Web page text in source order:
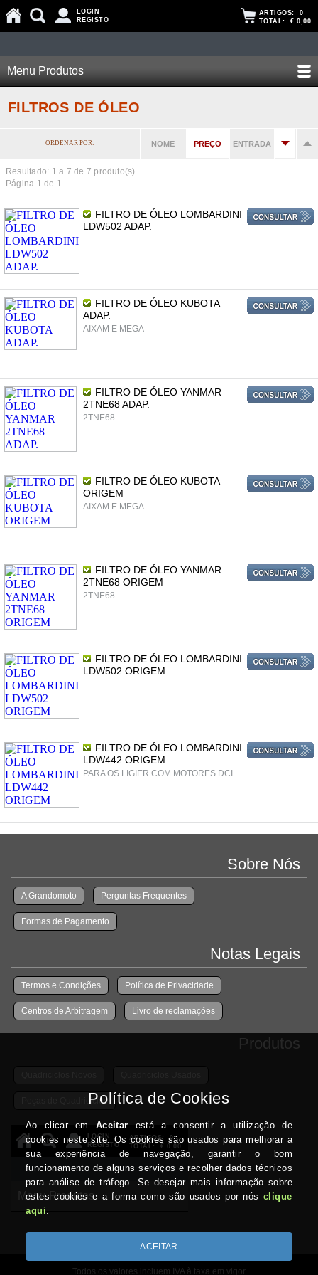
LOGIN
REGISTO
ARTIGOS: 0
TOTAL: € 0,00
Menu Produtos
FILTROS DE ÓLEO
ORDENAR POR: NOME PREÇO ENTRADA
Resultado: 1 a 7 de 7 produto(s)
Página 1 de 1
FILTRO DE ÓLEO LOMBARDINI
LDW502 ADAP.
FILTRO DE ÓLEO KUBOTA
ADAP.
AIXAM E MEGA
FILTRO DE ÓLEO YANMAR
2TNE68 ADAP.
2TNE68
FILTRO DE ÓLEO KUBOTA
ORIGEM
AIXAM E MEGA
FILTRO DE ÓLEO YANMAR
2TNE68 ORIGEM
2TNE68
FILTRO DE ÓLEO LOMBARDINI
LDW502 ORIGEM
FILTRO DE ÓLEO LOMBARDINI
LDW442 ORIGEM
PARA OS LIGIER COM MOTORES DCI
Sobre Nós
A Grandomoto Perguntas Frequentes
Formas de Pagamento
Notas Legais
Termos e Condições Política de Privacidade
Centros de Arbitragem Livro de reclamações
Produtos
Peças de Quadriciclos
Todos os valores incluem IVA à taxa em vigor